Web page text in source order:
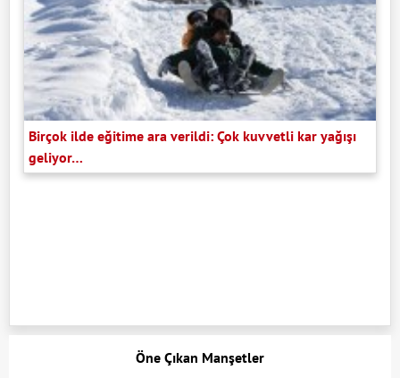
Birçok ilde eğitime ara verildi: Çok kuvvetli kar yağışı
geliyor…
Öne Çıkan Manşetler